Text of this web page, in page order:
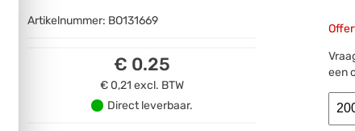
Artikelnummer: BO131669
€ 0.25
€ 0,21 excl. BTW
Direct leverbaar.
een